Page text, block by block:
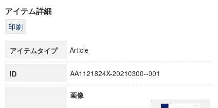
科学研究費補助金研究成果報告書
博士課程教育リーディングプログラム「超成熟社会発展のサ
アイテム詳細
アイテムタイプ Article
ID AA1121824X-20210300--001
画像